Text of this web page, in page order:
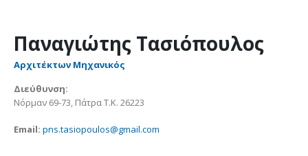
Παναγιώτης Τασιόπουλος
Αρχιτέκτων Μηχανικός
Διεύθυνση:
Νόρμαν 69-73, Πάτρα Τ.Κ. 26223
Email: pns.tasiopoulos@gmail.com